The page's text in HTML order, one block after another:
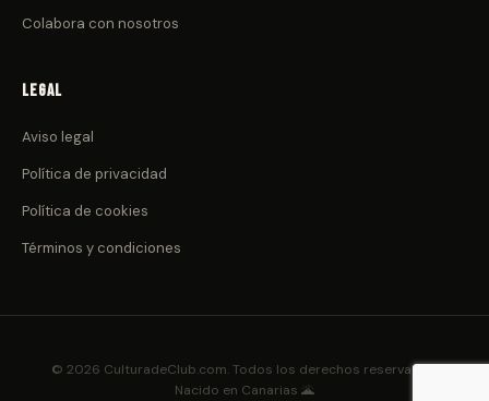
Colabora con nosotros
Legal
Aviso legal
Política de privacidad
Política de cookies
Términos y condiciones
© 2026 CulturadeClub.com. Todos los derechos reservados.
Nacido en Canarias 🌋